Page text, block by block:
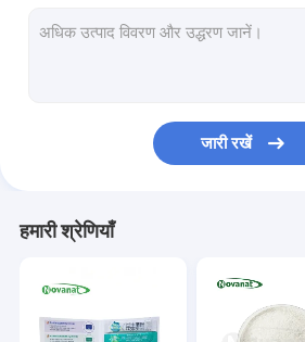
जारी रखें
हमारी श्रेणियाँ